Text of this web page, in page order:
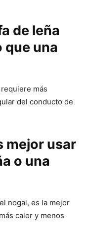
de leña
que una
más
del conducto de
mejor usar
o una
nogal, es la mejor
calor y menos